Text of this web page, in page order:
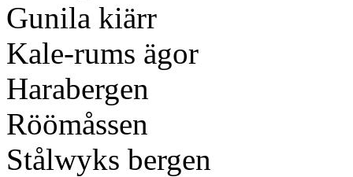
Gunila kiärr
Kale-rums ägor
Harabergen
Röömåssen
Stålwyks bergen